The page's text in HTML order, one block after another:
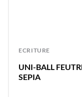
ECRITURE
UNI-BALL
SEPIA